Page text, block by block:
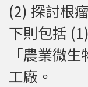
(2) 探討根
下則包括
「農業微
工廠。